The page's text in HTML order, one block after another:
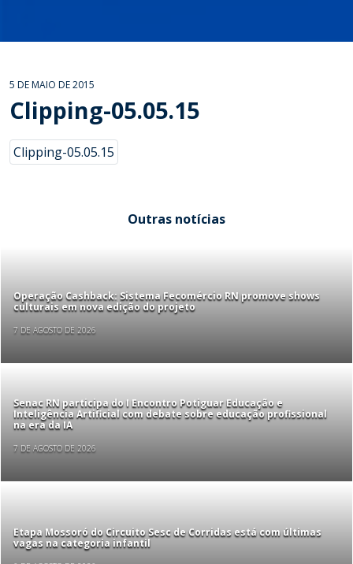
5 DE MAIO DE 2015
Clipping-05.05.15
Clipping-05.05.15
Outras notícias
Operação Cashback: Sistema Fecomércio RN promove shows
culturais em nova edição do projeto
7 DE AGOSTO DE 2026
Senac RN participa do I Encontro Potiguar Educação e
Inteligência Artificial com debate sobre educação profissional
na era da IA
7 DE AGOSTO DE 2026
Etapa Mossoró do Circuito Sesc de Corridas está com últimas
vagas na categoria infantil